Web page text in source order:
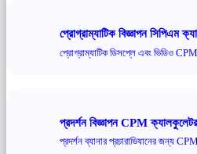
প্রোগ্রাম্যাটিক বিজ্ঞাপন সিপিএম
প্রোগ্রাম্যাটিক ডিসপ্লে এবং ভিডিও
প্রদর্শন বিজ্ঞাপন CPM ক্যালকুলেটর
প্রদর্শন ব্যানার প্রচারাভিযানের জন্য